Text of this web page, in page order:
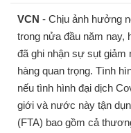
VCN - Chịu ảnh hưởng
trong nửa đầu năm nay,
đã ghi nhận sự sụt giảm
hàng quan trọng. Tình
nếu tình hình đại dịch
giới và nước này tận
(FTA) bao gồm cả